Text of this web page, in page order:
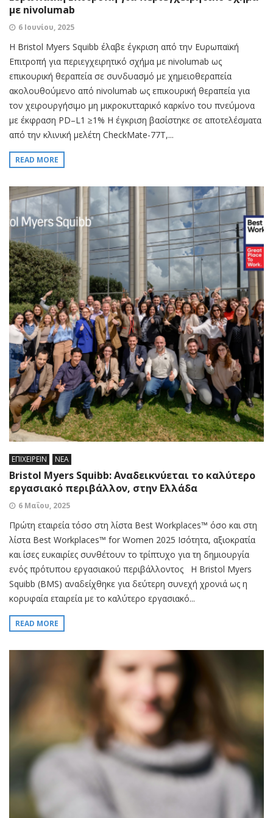
με nivolumab
6 Ιουνίου, 2025
Η Bristol Myers Squibb έλαβε έγκριση από την Ευρωπαϊκή
Επιτροπή για περιεγχειρητικό σχήμα με nivolumab ως
επικουρική θεραπεία σε συνδυασμό με χημειοθεραπεία
ακολουθούμενο από nivolumab ως επικουρική θεραπεία για
τον χειρουργήσιμο μη μικροκυτταρικό καρκίνο του πνεύμονα
με έκφραση PD–L1 ≥1% Η έγκριση βασίστηκε σε αποτελέσματα
από την κλινική μελέτη CheckMate-77T,...
READ MORE
ΕΠΙΧΕΙΡΕΙΝ ΝΕΑ
Bristol Myers Squibb: Αναδεικνύεται το καλύτερο
εργασιακό περιβάλλον, στην Ελλάδα
6 Μαΐου, 2025
Πρώτη εταιρεία τόσο στη λίστα Best Workplaces™ όσο και στη
λίστα Best Workplaces™ for Women 2025 Ισότητα, αξιοκρατία
και ίσες ευκαιρίες συνθέτουν το τρίπτυχο για τη δημιουργία
ενός πρότυπου εργασιακού περιβάλλοντος Η Bristol Myers
Squibb (BMS) αναδείχθηκε για δεύτερη συνεχή χρονιά ως η
κορυφαία εταιρεία με το καλύτερο εργασιακό...
READ MORE